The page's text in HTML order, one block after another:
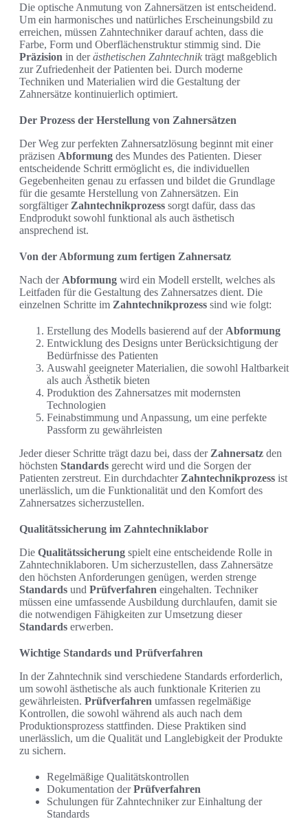
Die optische Anmutung von Zahnersätzen ist entscheidend.
Um ein harmonisches und natürliches Erscheinungsbild zu
erreichen, müssen Zahntechniker darauf achten, dass die
Farbe, Form und Oberflächenstruktur stimmig sind. Die
Präzision in derästhetischen Zahntechnik trägt maßgeblich
zur Zufriedenheit der Patienten bei. Durch moderne
Techniken und Materialien wird die Gestaltung der
Zahnersätze kontinuierlich optimiert.
Der Prozess der Herstellung von Zahnersätzen
Der Weg zur perfekten Zahnersatzlösung beginnt mit einer
präzisen Abformung des Mundes des Patienten. Dieser
entscheidende Schritt ermöglicht es, die individuellen
Gegebenheiten genau zu erfassen und bildet die Grundlage
für die gesamte Herstellung von Zahnersätzen. Ein
sorgfältiger Zahntechnikprozess sorgt dafür, dass das
Endprodukt sowohl funktional als auch ästhetisch
ansprechend ist.
Von der Abformung zum fertigen Zahnersatz
Nach der Abformung wird ein Modell erstellt, welches als
Leitfaden für die Gestaltung des Zahnersatzes dient. Die
einzelnen Schritte im Zahntechnikprozess sind wie folgt:
Erstellung des Modells basierend auf der Abformung
Entwicklung des Designs unter Berücksichtigung der
Bedürfnisse des Patienten
Auswahl geeigneter Materialien, die sowohl Haltbarkeit
als auch Ästhetik bieten
Produktion des Zahnersatzes mit modernsten
Technologien
Feinabstimmung und Anpassung, um eine perfekte
Passform zu gewährleisten
Jeder dieser Schritte trägt dazu bei, dass der Zahnersatz den
höchsten Standards gerecht wird und die Sorgen der
Patienten zerstreut. Ein durchdachter Zahntechnikprozess ist
unerlässlich, um die Funktionalität und den Komfort des
Zahnersatzes sicherzustellen.
Qualitätssicherung im Zahntechniklabor
Die Qualitätssicherung spielt eine entscheidende Rolle in
Zahntechniklaboren. Um sicherzustellen, dass Zahnersätze
den höchsten Anforderungen genügen, werden strenge
Standards und Prüfverfahren eingehalten. Techniker
müssen eine umfassende Ausbildung durchlaufen, damit sie
die notwendigen Fähigkeiten zur Umsetzung dieser
Standards erwerben.
Wichtige Standards und Prüfverfahren
In der Zahntechnik sind verschiedene Standards erforderlich,
um sowohl ästhetische als auch funktionale Kriterien zu
gewährleisten. Prüfverfahren umfassen regelmäßige
Kontrollen, die sowohl während als auch nach dem
Produktionsprozess stattfinden. Diese Praktiken sind
unerlässlich, um die Qualität und Langlebigkeit der Produkte
zu sichern.
Regelmäßige Qualitätskontrollen
Dokumentation derPrüfverfahren
Schulungen für Zahntechniker zur Einhaltung der
Standards